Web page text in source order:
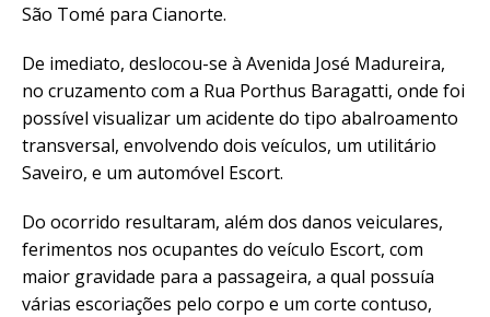
São Tomé para Cianorte.
De imediato, deslocou-se à Avenida José Madureira,
no cruzamento com a Rua Porthus Baragatti, onde foi
possível visualizar um acidente do tipo abalroamento
transversal, envolvendo dois veículos, um utilitário
Saveiro, e um automóvel Escort.
Do ocorrido resultaram, além dos danos veiculares,
ferimentos nos ocupantes do veículo Escort, com
maior gravidade para a passageira, a qual possuía
várias escoriações pelo corpo e um corte contuso,